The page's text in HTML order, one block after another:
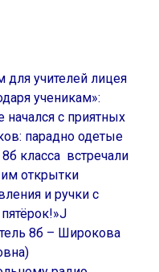
учителей лицея
ученикам»:
начался с приятных
парадно одетые
класса встречали
им открытки
и ручки с
8б – Широкова